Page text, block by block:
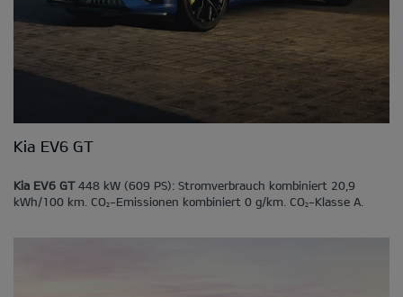
Kia EV6 GT
Kia EV6 GT448 kW (609 PS): Stromverbrauch kombiniert 20,9
kWh/100 km. CO2-Emissionen kombiniert 0 g/km. CO2-Klasse A.